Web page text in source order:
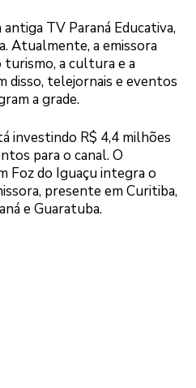
TV Paraná Educativa,
Atualmente, a emissora
a cultura e a
disso, telejornais e eventos
a grade.
investindo R$ 4,4 milhões
para o canal. O
Foz do Iguaçu integra o
presente em Curitiba,
e Guaratuba.